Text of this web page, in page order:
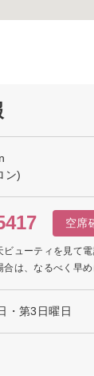
ン)
空席
ューティを見て
は、なるべく早め
・第3日曜日